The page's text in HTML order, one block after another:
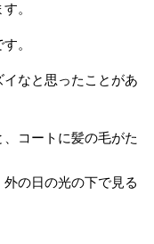
。
。
なと思ったことがあ
コートに髪の毛がた
の日の光の下で見る